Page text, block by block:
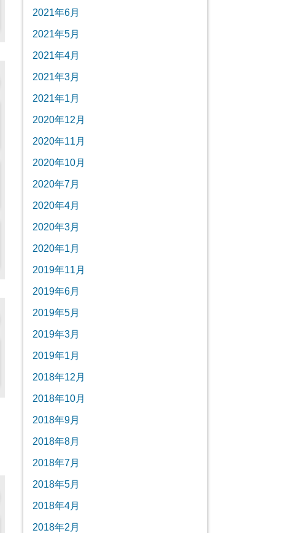
2021年6月
2021年5月
2021年4月
2021年3月
2021年1月
2020年12月
2020年11月
2020年10月
2020年7月
2020年4月
2020年3月
2020年1月
2019年11月
2019年6月
2019年5月
2019年3月
2019年1月
2018年12月
2018年10月
2018年9月
2018年8月
2018年7月
2018年5月
2018年4月
2018年2月